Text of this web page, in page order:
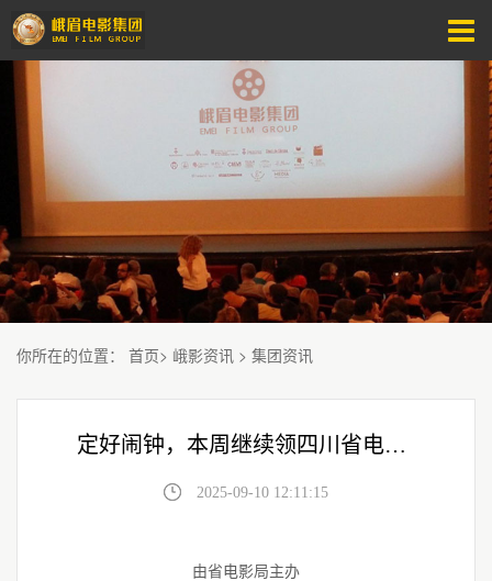
你所在的位置： 首页> 峨影资讯 > 集团资讯
定好闹钟，本周继续领四川省电影消费券咯！
2025-09-10 12:11:15
由省电影局主办